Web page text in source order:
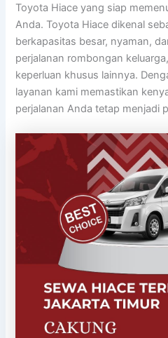
Toyota Hiace yang siap
Anda. Toyota Hiace dikenal
berkapasitas besar, nyaman,
perjalanan rombongan
keperluan khusus lainnya.
layanan kami memastikan
perjalanan Anda tetap menjadi